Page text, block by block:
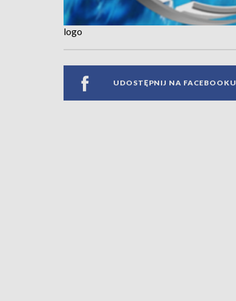
logo
UDOSTĘPNIJ NA FACEBOOKU